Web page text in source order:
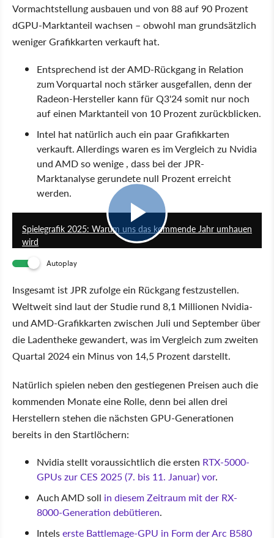
Vormachtstellung ausbauen und von 88 auf 90 Prozent
dGPU-Marktanteil wachsen – obwohl man grundsätzlich
weniger Grafikkarten verkauft hat.
Entsprechend ist der AMD-Rückgang in Relation
zum Vorquartal noch stärker ausgefallen, denn der
Radeon-Hersteller kann für Q3'24 somit nur noch
auf einen Marktanteil von 10 Prozent zurückblicken.
Intel hat natürlich auch ein paar Grafikkarten
verkauft. Allerdings waren es im Vergleich zu Nvidia
und AMD so wenige , dass bei der JPR-
Marktanalyse gerundete null Prozent erreicht
werden.
Spielegrafik 2025: Warum uns das kommende Jahr umhauen
wird
Autoplay
Insgesamt ist JPR zufolge ein Rückgang festzustellen.
Weltweit sind laut der Studie rund 8,1 Millionen Nvidia-
und AMD-Grafikkarten zwischen Juli und September über
die Ladentheke gewandert, was im Vergleich zum zweiten
Quartal 2024 ein Minus von 14,5 Prozent darstellt.
Natürlich spielen neben den gestiegenen Preisen auch die
kommenden Monate eine Rolle, denn bei allen drei
Herstellern stehen die nächsten GPU-Generationen
bereits in den Startlöchern:
Nvidia stellt voraussichtlich die ersten RTX-5000-
GPUs zur CES 2025 (7. bis 11. Januar) vor.
Auch AMD soll in diesem Zeitraum mit der RX-
8000-Generation debütieren.
Intelserste Battlemage-GPU in Form der Arc B580